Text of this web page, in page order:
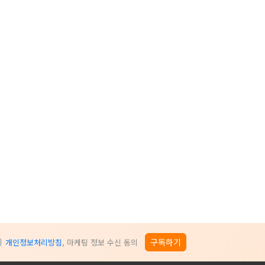
개인정보처리방침, 마케팅 정보 수신 동의 구독하기